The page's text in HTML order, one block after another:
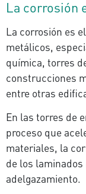
La corrosión
La corrosión es
metálicos,
química, torres
construcciones
entre otras
En las torres de
proceso que
materiales, la
de los
adelgazamiento.